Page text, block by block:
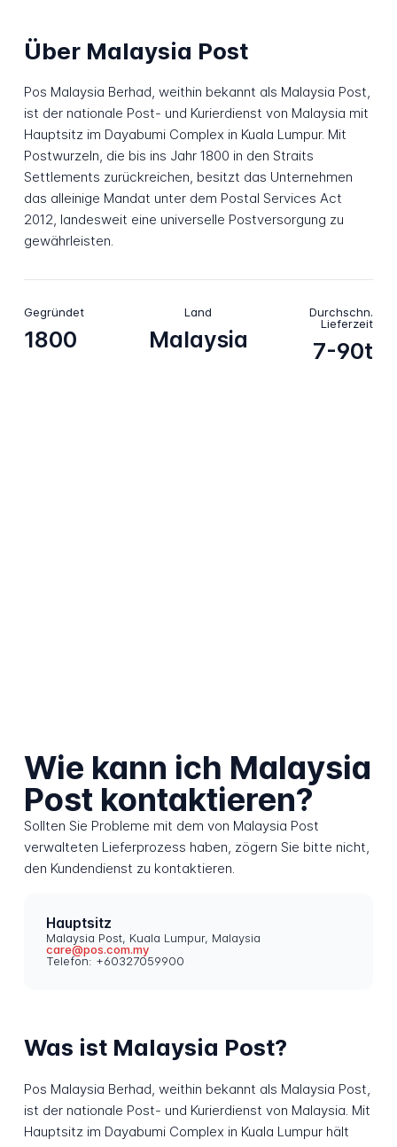
Über Malaysia Post
Pos Malaysia Berhad, weithin bekannt als Malaysia Post,
ist der nationale Post- und Kurierdienst von Malaysia mit
Hauptsitz im Dayabumi Complex in Kuala Lumpur. Mit
Postwurzeln, die bis ins Jahr 1800 in den Straits
Settlements zurückreichen, besitzt das Unternehmen
das alleinige Mandat unter dem Postal Services Act
2012, landesweit eine universelle Postversorgung zu
gewährleisten.
Gegründet
1800
Land
Malaysia
Durchschn.
Lieferzeit
7-90t
Wie kann ich Malaysia
Post kontaktieren?
Sollten Sie Probleme mit dem von Malaysia Post
verwalteten Lieferprozess haben, zögern Sie bitte nicht,
den Kundendienst zu kontaktieren.
Hauptsitz
Malaysia Post, Kuala Lumpur, Malaysia
care@pos.com.my
Telefon: +60327059900
Was ist Malaysia Post?
Pos Malaysia Berhad, weithin bekannt als Malaysia Post,
ist der nationale Post- und Kurierdienst von Malaysia. Mit
Hauptsitz im Dayabumi Complex in Kuala Lumpur hält